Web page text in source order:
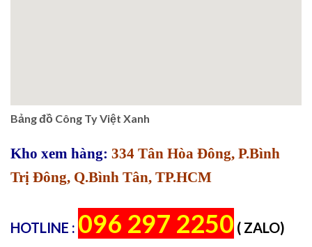
Bảng đồ Công Ty Việt Xanh
Kho xem hàng: 334 Tân Hòa Đông, P.Bình
Trị Đông, Q.Bình Tân, TP.HCM
HOTLINE : 096 297 2250 ( ZALO)